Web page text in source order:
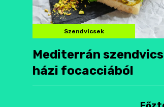
Szendvicsek
Mediterrán szendvics
házi focacciából